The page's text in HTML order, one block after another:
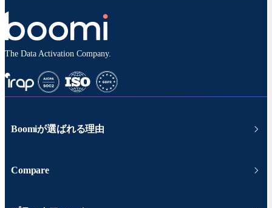
The Data Activation Company.
Boomiが選ばれる理由
Compare